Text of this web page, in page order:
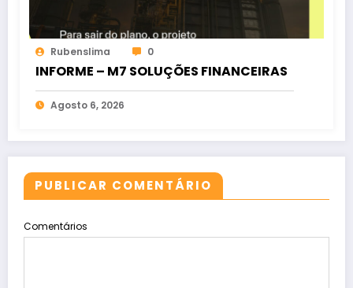
Rubenslima 0
INFORME – M7 SOLUÇÕES FINANCEIRAS
Agosto 6, 2026
PUBLICAR COMENTÁRIO
Comentários